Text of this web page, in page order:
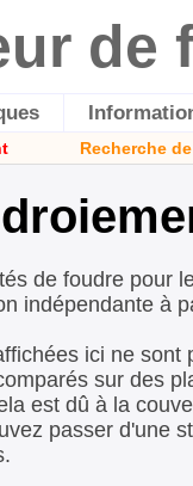
de
Recherche
de foudre pour
indépendante à
ici ne sont
sur des
est dû à la
passer d'une